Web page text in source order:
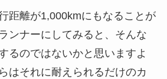
距離が1,000kmにもなることが
ンナーにしてみると、そんな
るのではないかと思いますよ
はそれに耐えられるだけのカ